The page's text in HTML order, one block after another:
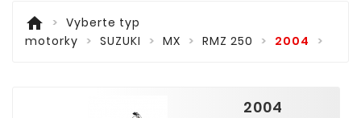
home
Vyberte typ
motorky
SUZUKI MX RMZ 250 2004
2004